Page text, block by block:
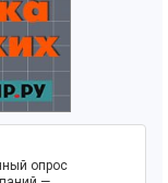
опрос